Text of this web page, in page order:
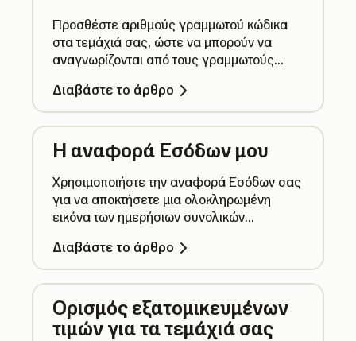
Προσθέστε αριθμούς γραμμωτού κώδικα
στα τεμάχιά σας, ώστε να μπορούν να
αναγνωρίζονται από τους γραμμωτούς
γραμμωτού κώδικα.
Διαβάστε το άρθρο
Η αναφορά Εσόδων μου
Χρησιμοποιήστε την αναφορά Εσόδων σας
για να αποκτήσετε μια ολοκληρωμένη
εικόνα των ημερήσιων συνολικών
Διαβάστε το άρθρο
Ορισμός εξατομικευμένων
τιμών για τα τεμάχιά σας